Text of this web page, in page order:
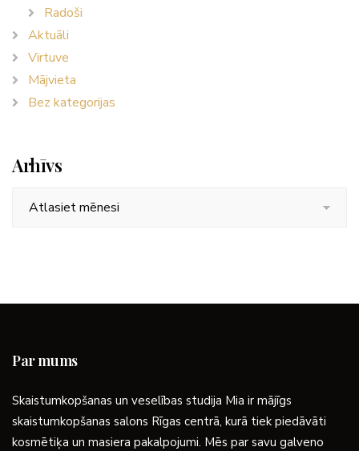
Radoši
Aktuāli
Virtuve
Mājvieta
Bez kategorijas
Arhīvs
Par mums
Skaistumkopšanas un veselības studija Mia ir mājīgs
skaistumkopšanas salons Rīgas centrā, kurā tiek piedāvāti
kosmētiķa un masiera pakalpojumi. Mēs par savu galveno